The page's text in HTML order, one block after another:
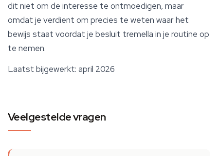
dit niet om de interesse te ontmoedigen, maar
omdat je verdient om precies te weten waar het
bewijs staat voordat je besluit tremella in je routine op
te nemen.
Laatst bijgewerkt: april 2026
Veelgestelde vragen